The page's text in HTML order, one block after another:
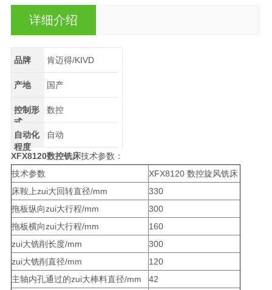
详细介绍
品牌 肯迈得/KIVD
产地 国产
控制形
式
数控
自动化
程度
自动
XFX8120数控铣床技术参数：
技术参数
XFX8120 数控旋风铣床
床鞍上zui大回转直径/mm
330
拖板纵向zui大行程/mm
300
拖板横向zui大行程/mm
160
zui大铣削长度/mm
300
zui大铣削直径/mm
120
主轴内孔通过的zui大棒料直径/mm
42